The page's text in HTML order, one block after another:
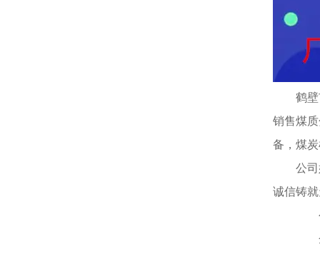
鹤
销售煤
备，煤
公
诚信铸
公
企